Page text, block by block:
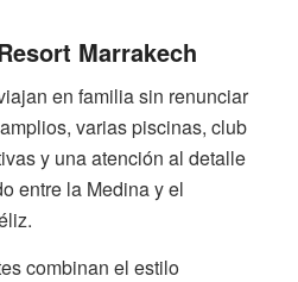
Marrakech
en familia sin renunciar
varias piscinas, club
y una atención al detalle
entre la Medina y el
combinan el estilo